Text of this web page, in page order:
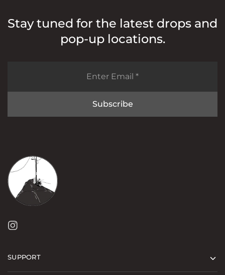
Stay tuned for the latest drops and
pop-up locations.
SUPPORT